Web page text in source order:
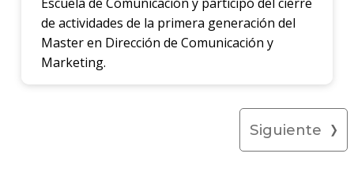
de actividades de la primera generación del
Master en Dirección de Comunicación y
Marketing.
Siguiente